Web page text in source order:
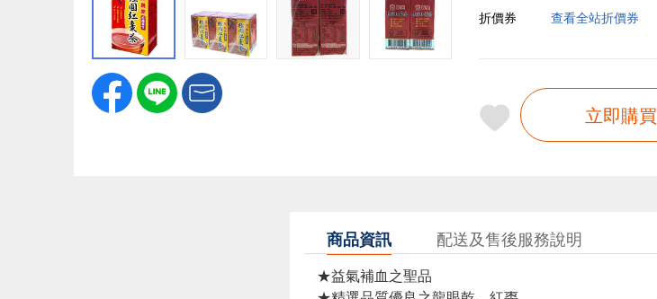
折價券
查看全站折價券
立即購買
商品資訊 配送及售後服務說明
★益氣補血之聖品